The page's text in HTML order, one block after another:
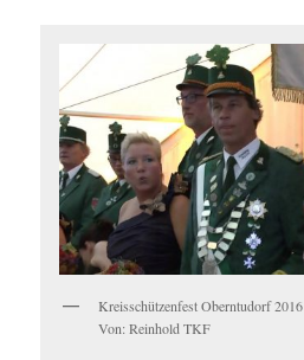
Kreisschützenfest Oberntudorf 2016
Von: Reinhold TKF